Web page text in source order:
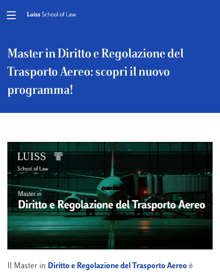
Master in Diritto e Regolazione del
Trasporto Aereo: scopri il nuovo
programma!
Il Master in Diritto e Regolazione del Trasporto Aereo è